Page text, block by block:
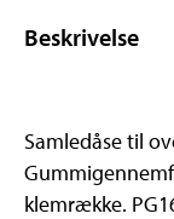
Beskrivelse
Samledåse til
klemrække.